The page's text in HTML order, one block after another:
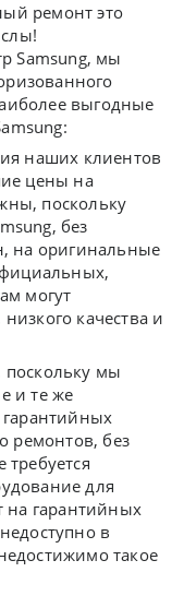
ремонт это
Samsung, мы
выгодные
наших клиентов
цены на
поскольку
без
на оригинальные
могут
качества и
поскольку мы
и те же
гарантийных
ремонтов, без
для
на гарантийных
в
такое